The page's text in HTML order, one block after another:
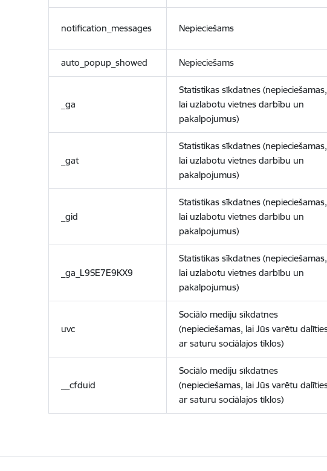
notification_messages Nepieciešams
auto_popup_showed Nepieciešams
_ga
Statistikas sīkdatnes (nepieciešamas,
lai uzlabotu vietnes darbību un
pakalpojumus)
_gat
Statistikas sīkdatnes (nepieciešamas,
lai uzlabotu vietnes darbību un
pakalpojumus)
_gid
Statistikas sīkdatnes (nepieciešamas,
lai uzlabotu vietnes darbību un
pakalpojumus)
_ga_L9SE7E9KX9
Statistikas sīkdatnes (nepieciešamas,
lai uzlabotu vietnes darbību un
pakalpojumus)
uvc
Sociālo mediju sīkdatnes
(nepieciešamas, lai Jūs varētu
ar saturu sociālajos tīklos)
__cfduid
Sociālo mediju sīkdatnes
(nepieciešamas, lai Jūs varētu
ar saturu sociālajos tīklos)